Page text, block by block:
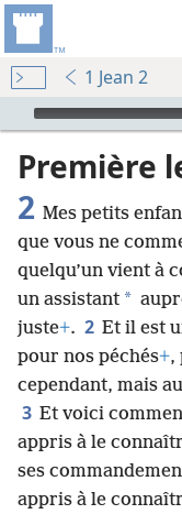
1 Jean 2
Audio Player
Première
2 Mes petits
que vous ne
quelqu’un vient à
un assistant *
juste+. 2 Et il est
pour nos péchés+,
cependant, mais
3 Et voici
appris à le
ses
appris à le